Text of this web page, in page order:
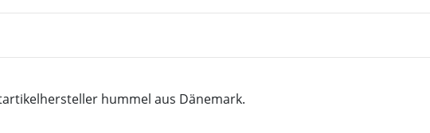
hummel aus Dänemark.